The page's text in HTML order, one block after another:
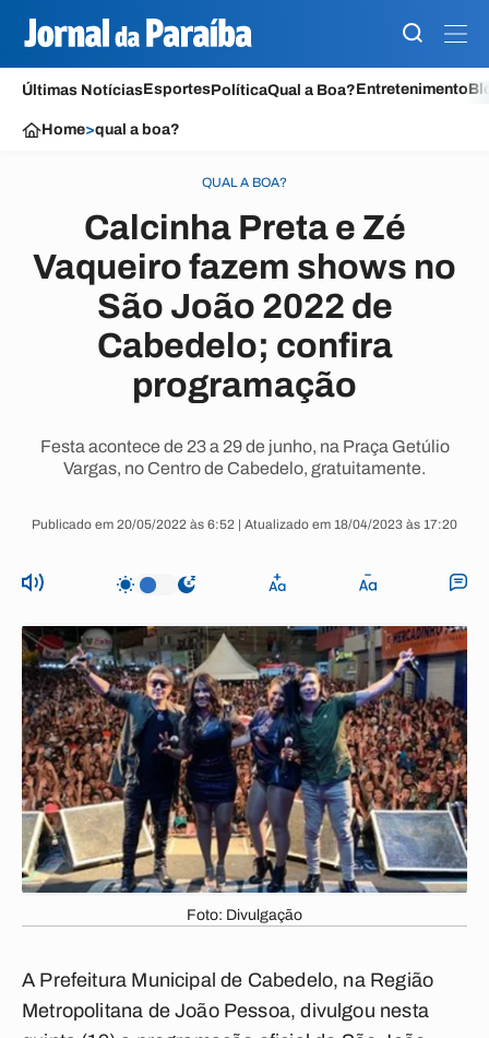
Últimas NotíciasEsportesPolíticaQual a Boa?Entretenimento
Home>qual a boa?
QUAL A BOA?
Calcinha Preta e Zé
Vaqueiro fazem shows no
São João 2022 de
Cabedelo; confira
programação
Festa acontece de 23 a 29 de junho, na Praça Getúlio
Vargas, no Centro de Cabedelo, gratuitamente.
Publicado em 20/05/2022 às 6:52 | Atualizado em 18/04/2023 às 17:20
Foto: Divulgação
A Prefeitura Municipal de Cabedelo, na Região
Metropolitana de João Pessoa, divulgou nesta